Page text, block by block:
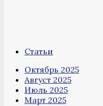
Статьи
Октябрь 2025
Август 2025
Июль 2025
Март 2025